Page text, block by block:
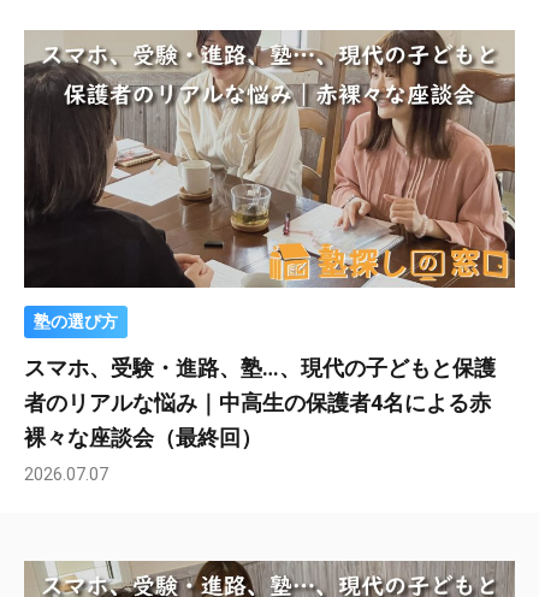
塾の選び方
スマホ、受験・進路、塾…、現代の子どもと保護
者のリアルな悩み｜中高生の保護者4名による赤
裸々な座談会（最終回）
2026.07.07